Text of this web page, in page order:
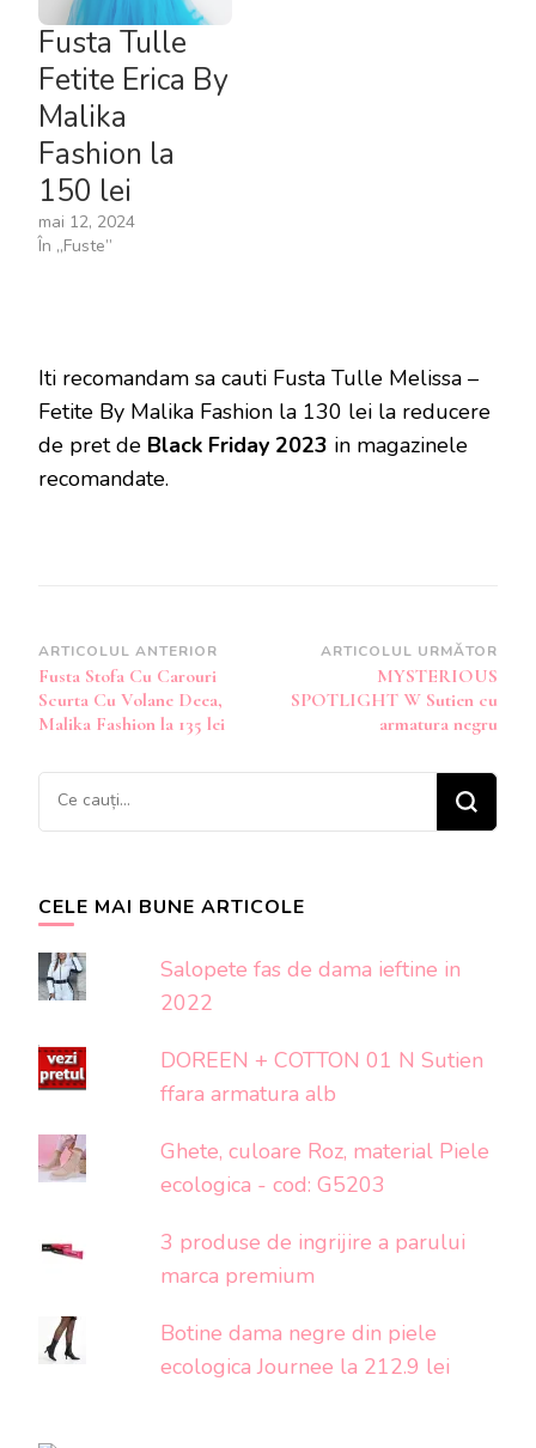
Fusta Tulle
Fetite Erica By
Malika
Fashion la
150 lei
mai 12, 2024
În „Fuste”
Iti recomandam sa cauti Fusta Tulle Melissa –
Fetite By Malika Fashion la 130 lei la reducere
de pret de Black Friday 2023 in magazinele
recomandate.
Navigare
în
articole
ARTICOLUL ANTERIOR
Fusta Stofa Cu Carouri
Scurta Cu Volane Deea,
Malika Fashion la 135 lei
ARTICOLUL URMĂTOR
MYSTERIOUS
SPOTLIGHT W Sutien cu
armatura negru
Cauți
ceva?
CELE MAI BUNE ARTICOLE
Salopete fas de dama ieftine in
2022
DOREEN + COTTON 01 N Sutien
ffara armatura alb
Ghete, culoare Roz, material Piele
ecologica - cod: G5203
3 produse de ingrijire a parului
marca premium
Botine dama negre din piele
ecologica Journee la 212.9 lei